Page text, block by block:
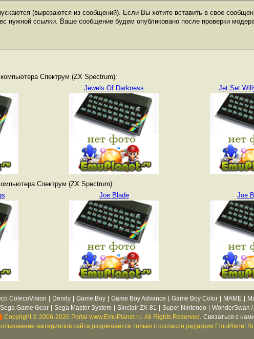
(вырезаются из сообщений). Если Вы хотите вставить в свое
нужной ссылки. Ваше сообщение будем опубликовано после проверки
Спектрум (ZX Spectrum):
Jewels Of Darkness Jet Set
Спектрум (ZX Spectrum):
Joe Blade Joe
ColecoVision Dendy Game Boy Game Boy Advance Game Boy Color MAME
Sega Game Gear Sega Master System Sinclair ZX-81 Super Nintendo WonderSwan
Copyright © 2006-2026 Portal www.EmuPlanet.ru. All Rights Reserved. Связаться с
материалов сайта разрешается только с согласия редакции